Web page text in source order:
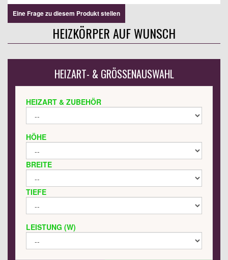
Eine Frage zu diesem Produkt stellen
HEIZKÖRPER AUF WUNSCH
HEIZART- & GRÖSSENAUSWAHL
HEIZART & ZUBEHÖR
HÖHE
BREITE
TIEFE
LEISTUNG (W)